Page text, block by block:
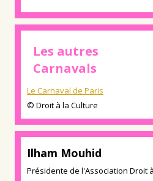
Les autres
Carnavals
Le Carnaval de Paris
© Droit à la Culture
Ilham Mouhid
Présidente de l'Association Droit